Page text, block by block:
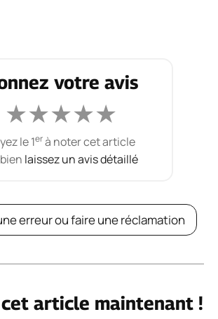
votre avis
★★★★★
le 1erà noter cet article
laissez un avis détaillé
erreur ou faire une réclamation
article maintenant !